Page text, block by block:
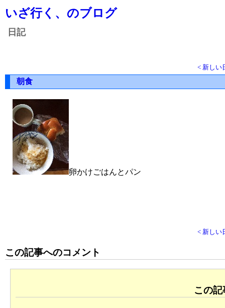
いざ行く、のブログ
日記
< 新しい
朝食
卵かけごはんとパン
< 新しい
この記事へのコメント
この